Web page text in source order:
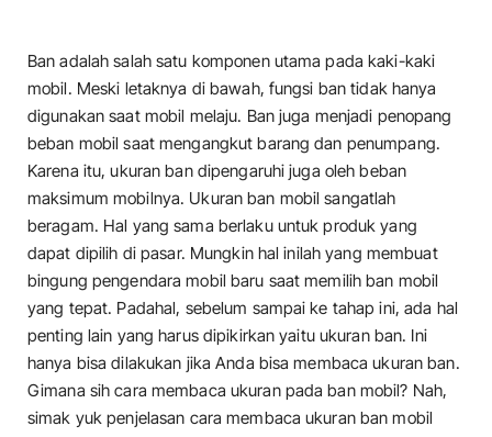
Ban adalah salah satu komponen utama pada kaki-kaki
mobil. Meski letaknya di bawah, fungsi ban tidak hanya
digunakan saat mobil melaju. Ban juga menjadi penopang
beban mobil saat mengangkut barang dan penumpang.
Karena itu, ukuran ban dipengaruhi juga oleh beban
maksimum mobilnya. Ukuran ban mobil sangatlah
beragam. Hal yang sama berlaku untuk produk yang
dapat dipilih di pasar. Mungkin hal inilah yang membuat
bingung pengendara mobil baru saat memilih ban mobil
yang tepat. Padahal, sebelum sampai ke tahap ini, ada hal
penting lain yang harus dipikirkan yaitu ukuran ban. Ini
hanya bisa dilakukan jika Anda bisa membaca ukuran ban.
Gimana sih cara membaca ukuran pada ban mobil? Nah,
simak yuk penjelasan cara membaca ukuran ban mobil